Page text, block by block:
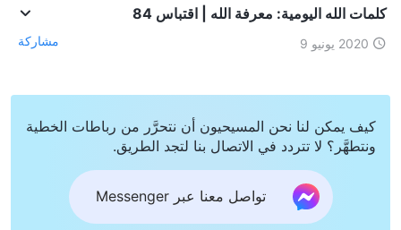
كلمات الله اليومية: معرفة الله | اقتباس 84
2020 يونيو 9 مشاركة
كيف يمكن لنا نحن المسيحيون أن نتحرَّر من رباطات الخطية
ونتطهَّر؟ لا تتردد في الاتصال بنا لتجد الطريق.
تواصل معنا عبر Messenger